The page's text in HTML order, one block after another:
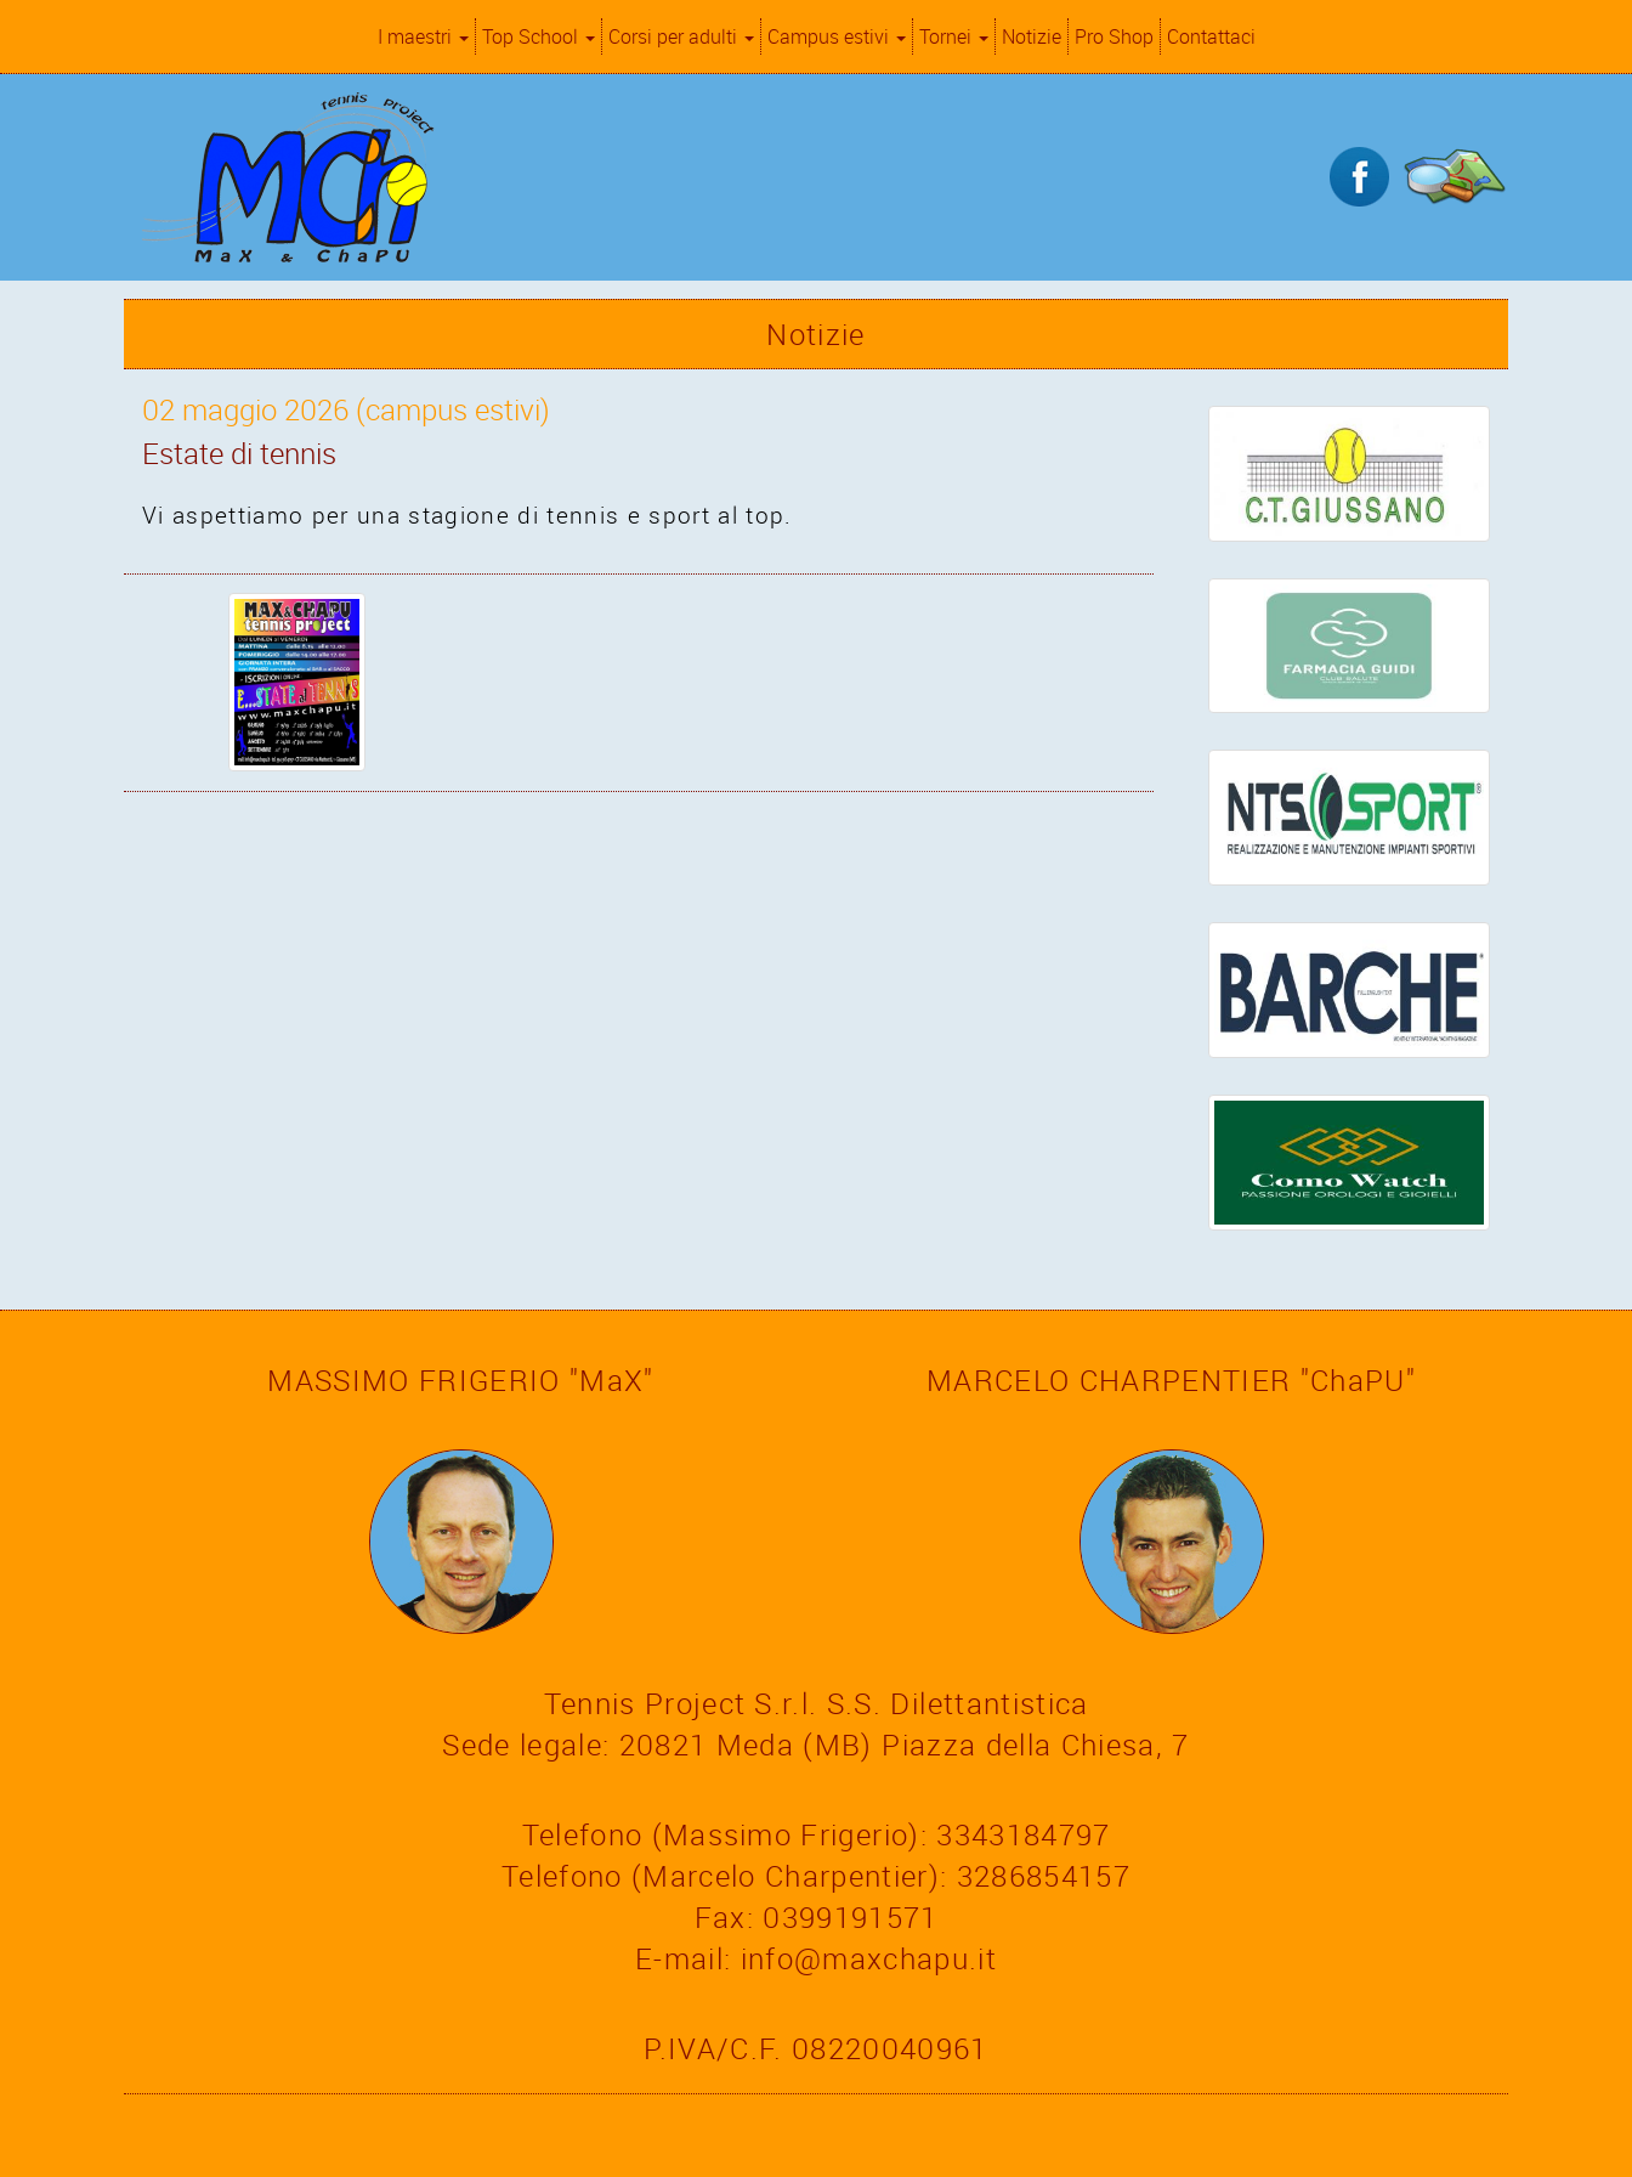
I maestri Top School Corsi per adulti Campus estivi Tornei Notizie Pro Shop Contattaci
Notizie
02 maggio 2026 (campus estivi)
Estate di tennis
Vi aspettiamo per una stagione di tennis e sport al top.
MASSIMO FRIGERIO "MaX" MARCELO CHARPENTIER "ChaPU"
Tennis Project S.r.l. S.S. Dilettantistica
Sede legale: 20821 Meda (MB) Piazza della Chiesa, 7
Telefono (Massimo Frigerio): 3343184797
Telefono (Marcelo Charpentier): 3286854157
Fax: 0399191571
E-mail: info@maxchapu.it
P.IVA/C.F. 08220040961